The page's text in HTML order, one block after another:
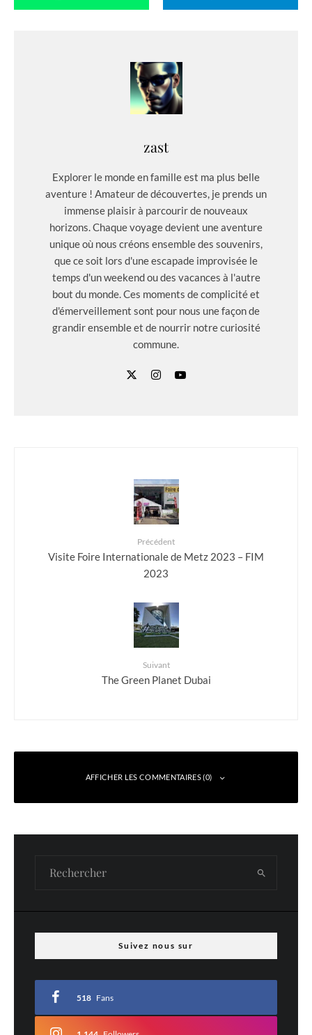
zast
Explorer le monde en famille est ma plus belle
aventure ! Amateur de découvertes, je prends un
immense plaisir à parcourir de nouveaux
horizons. Chaque voyage devient une aventure
unique où nous créons ensemble des souvenirs,
que ce soit lors d'une escapade improvisée le
temps d'un weekend ou des vacances à l'autre
bout du monde. Ces moments de complicité et
d'émerveillement sont pour nous une façon de
grandir ensemble et de nourrir notre curiosité
commune.
Précédent
Visite Foire Internationale de Metz 2023 – FIM
2023
Suivant
The Green Planet Dubai
AFFICHER LES COMMENTAIRES (0)
Votre adresse e-mail ne sera pas publiée.
Les champs obligatoires sont indiqués
Suivez nous sur
518 Fans